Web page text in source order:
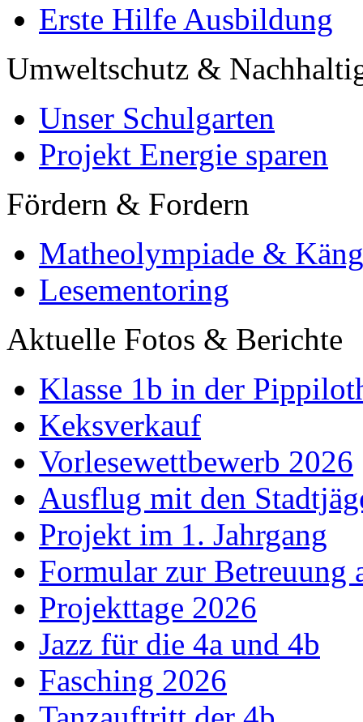
Erste Hilfe Ausbildung
Umweltschutz &
Unser Schulgarten
Projekt Energie sparen
Fördern & Fordern
Matheolympiade &
Lesementoring
Aktuelle Fotos & Berichte
Klasse 1b in der
Keksverkauf
Vorlesewettbewerb 2026
Ausflug mit den
Projekt im 1. Jahrgang
Formular zur Betreuung
Projekttage 2026
Jazz für die 4a und 4b
Fasching 2026